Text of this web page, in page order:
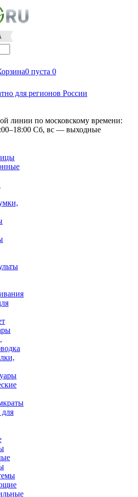
0 пуста 0
для регионов России
линии по московскому времени:
Сб, вс — выходные
для